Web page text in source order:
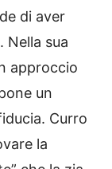
di aver
Nella sua
approccio
un
Curro
la